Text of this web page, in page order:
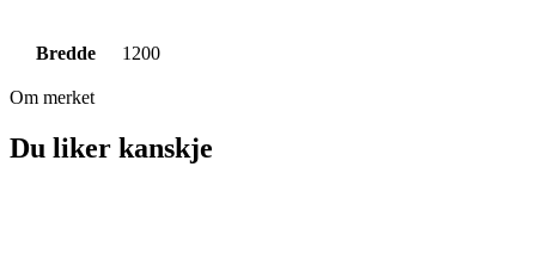
Bredde 1200
Om merket
Du liker kanskje